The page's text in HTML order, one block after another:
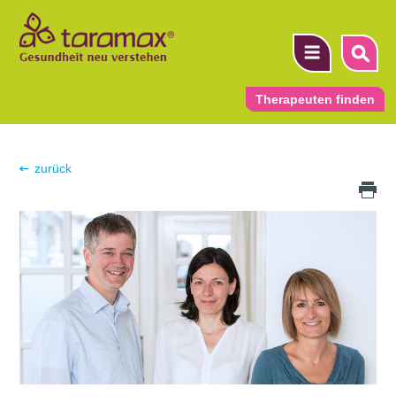
Therapeuten finden
zurück